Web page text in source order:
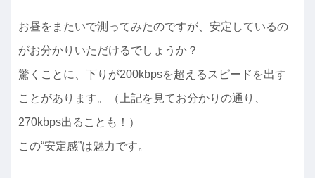
お昼をまたいで測ってみたのですが、安定しているの
がお分かりいただけるでしょうか？
驚くことに、下りが200kbpsを超えるスピードを出す
ことがあります。（上記を見てお分かりの通り、
270kbps出ることも！）
この“安定感”は魅力です。